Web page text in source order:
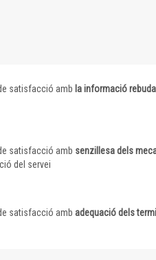
satisfacció amb la informació rebuda
satisfacció amb senzillesa dels
del servei
satisfacció amb adequació dels